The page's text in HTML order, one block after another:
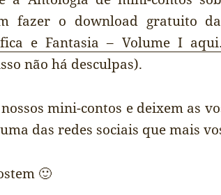
fazer o download gratuito
e Fantasia – Volume I
não há desculpas).
mini-contos e deixem as
das redes sociais que mais
🙂